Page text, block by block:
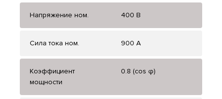
Напряжение ном. 400 В
Сила тока ном. 900 А
Коэффициент
мощности
0.8 (cos φ)